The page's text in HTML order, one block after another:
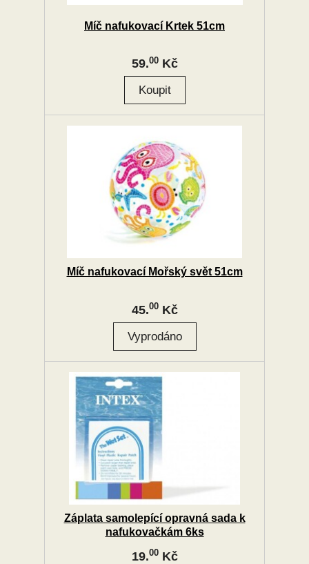
Míč nafukovací Krtek 51cm
59.00Kč
Míč nafukovací Mořský svět 51cm
45.00Kč
Záplata samolepící opravná sada k
nafukovačkám 6ks
19.00Kč